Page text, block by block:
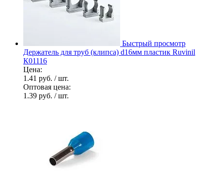
Быстрый просмотр
Держатель для труб (клипса) d16мм пластик Ruvinil
К01116
Цена:
1.41 руб. / шт.
Оптовая цена:
1.39 руб. / шт.